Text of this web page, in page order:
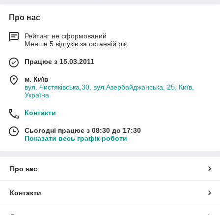
Про нас
Рейтинг не сформований
Менше 5 відгуків за останній рік
Працює з 15.03.2011
м. Київ
вул. Чистяківська,30, вул.Азербайджанська, 25, Київ,
Україна
Контакти
Сьогодні працює з 08:30 до 17:30
Показати весь графік роботи
Про нас
Контакти